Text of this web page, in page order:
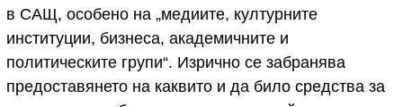
в САЩ, особено на „медиите, културните
институции, бизнеса, академичните и
политическите групи“. Изрично се забранява
предоставянето на каквито и да било средства за